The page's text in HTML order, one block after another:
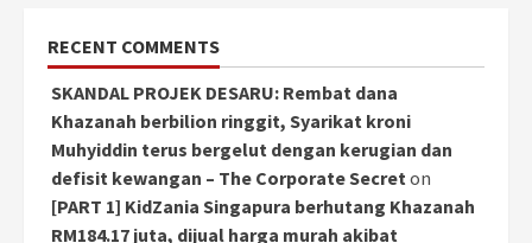
RECENT COMMENTS
SKANDAL PROJEK DESARU: Rembat dana
Khazanah berbilion ringgit, Syarikat kroni
Muhyiddin terus bergelut dengan kerugian dan
defisit kewangan – The Corporate Secret on
[PART 1] KidZania Singapura berhutang Khazanah
RM184.17 juta, dijual harga murah akibat